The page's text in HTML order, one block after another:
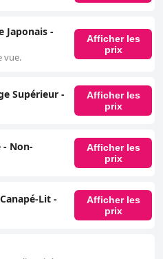
Japonais -
vue.
Afficher les
prix
Supérieur -
Afficher les
prix
- Non-
Afficher les
prix
Lit -
Afficher les
prix